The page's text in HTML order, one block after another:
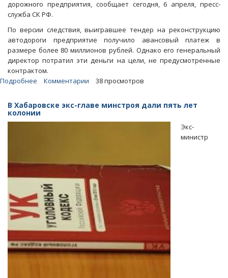
дорожного предприятия, сообщает сегодня, 6 апреля, пресс-
служба СК РФ.
По версии следствия, выигравшее тендер на реконструкцию
автодороги предприятие получило авансовый платеж в
размере более 80 миллионов рублей. Однако его генеральный
директор потратил эти деньги на цели, не предусмотренные
контрактом.
Подробнее
трассы
Хабаровск-
миллионов
Комментарии 38 просмотров
В Хабаровске экс-главе минстроя дали пять лет
колонии
Экс-
министр